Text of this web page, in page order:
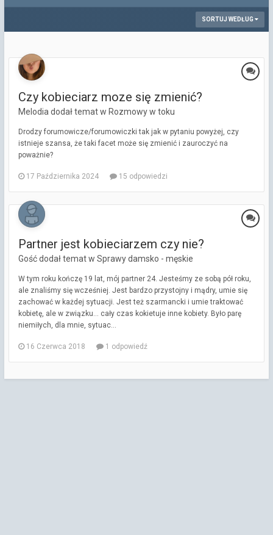
SORTUJ WEDŁUG
Czy kobieciarz moze się zmienić?
Melodia dodał temat w Rozmowy w toku
Drodzy forumowicze/forumowiczki tak jak w pytaniu powyżej, czy
istnieje szansa, że taki facet może się zmienić i zauroczyć na
poważnie?
17 Października 2024 15 odpowiedzi
Partner jest kobieciarzem czy nie?
Gość dodał temat w Sprawy damsko - męskie
W tym roku kończę 19 lat, mój partner 24. Jesteśmy ze sobą pół roku,
ale znaliśmy się wcześniej. Jest bardzo przystojny i mądry, umie się
zachować w każdej sytuacji. Jest też szarmancki i umie traktować
kobietę, ale w związku... cały czas kokietuje inne kobiety. Było parę
niemiłych, dla mnie, sytuac...
16 Czerwca 2018 1 odpowiedź